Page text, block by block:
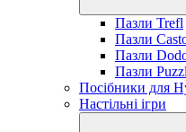
Пазли Trefl
Пазли
Пазли
Пазли
Посібники для
Настільні ігри